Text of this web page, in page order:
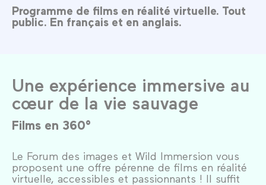
Programme de films en réalité virtuelle. Tout
public. En français et en anglais.
Une expérience immersive au
cœur de la vie sauvage
Films en 360°
Le Forum des images et Wild Immersion vous
proposent une offre pérenne de films en réalité
virtuelle, accessibles et passionnants ! Il suffit